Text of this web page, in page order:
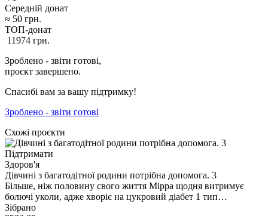
Середній донат
≈ 50 грн.
ТОП-донат
11974 грн.
Зроблено - звіти готові,
проєкт завершено.
Спасибі вам за вашу підтримку!
Зроблено - звіти готові
Схожі проєкти
Підтримати
Здоров'я
Дівчині з багатодітної родини потрібна допомога. 3
Більше, ніж половину свого життя Мірра щодня витримує
болючі уколи, адже хворіє на цукровий діабет 1 тип…
Зібрано